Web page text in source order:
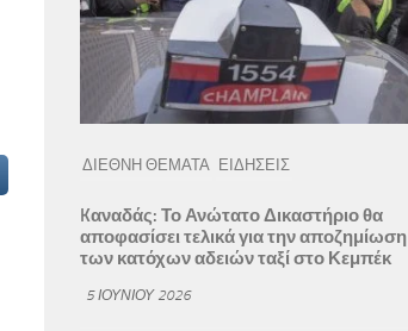
ΔΙΕΘΝΗ ΘΕΜΑΤΑ ΕΙΔΗΣΕΙΣ
Kαναδάς: Το Ανώτατο Δικαστήριο θα
αποφασίσει τελικά για την αποζημίωση
των κατόχων αδειών ταξί στο Κεμπέκ
5 ΙΟΥΝΊΟΥ 2026